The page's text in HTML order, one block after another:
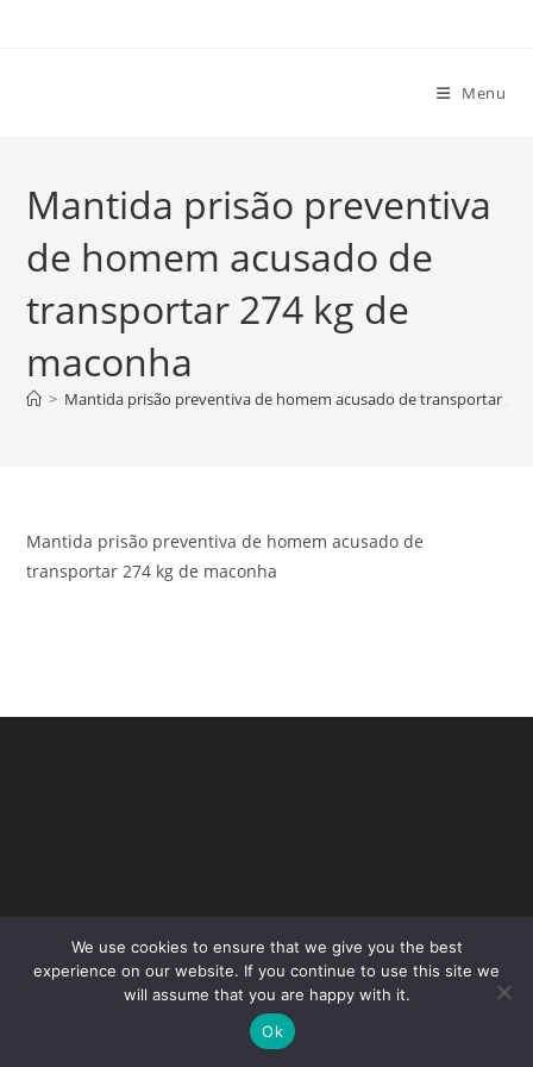
Menu
Mantida prisão preventiva
de homem acusado de
transportar 274 kg de
maconha
> Mantida prisão preventiva de homem acusado de transportar
Mantida prisão preventiva de homem acusado de
transportar 274 kg de maconha
Copyright - WordPress Theme by OceanWP
We use cookies to ensure that we give you the best
experience on our website. If you continue to use this site we
will assume that you are happy with it.
Ok